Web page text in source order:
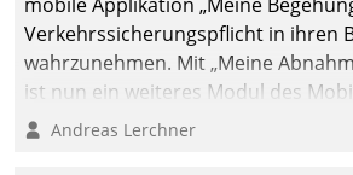
Verkehrssicherungspflicht in ihren
wahrzunehmen. Mit „Meine
ist nun ein weiteres Modul des
Einsatz.
Andreas Lerchner